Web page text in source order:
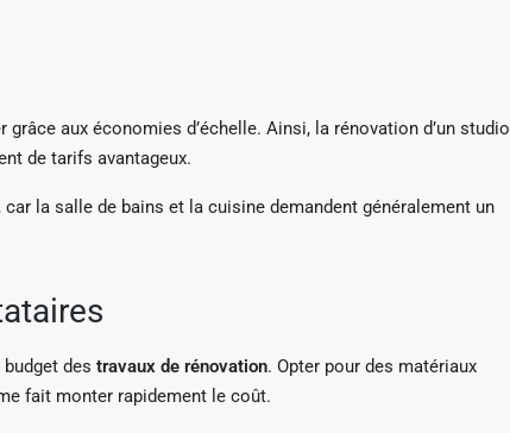
grâce aux économies d’échelle. Ainsi, la rénovation d’un studio
de tarifs avantageux.
, car la salle de bains et la cuisine demandent généralement un
des travaux de rénovation. Opter pour des matériaux
fait monter rapidement le coût.